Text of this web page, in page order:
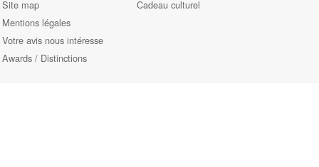
Site map
Mentions légales
Votre avis nous intéresse
Awards / Distinctions
Cadeau culturel